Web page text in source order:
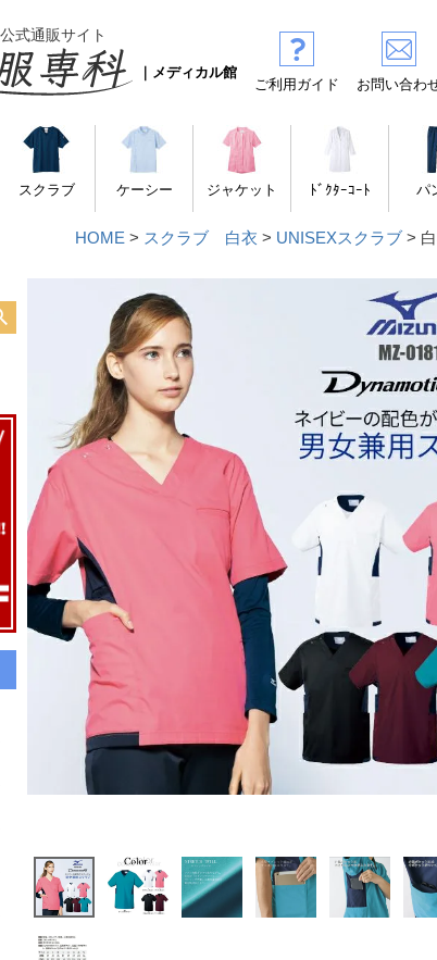
式通販サイト
｜メディカル館
ご利用ガイド お問い合わ
スクラブ ケーシー ジャケット ﾄﾞｸﾀｰｺｰﾄ パ
HOME スクラブ 白衣 UNISEXスクラブ